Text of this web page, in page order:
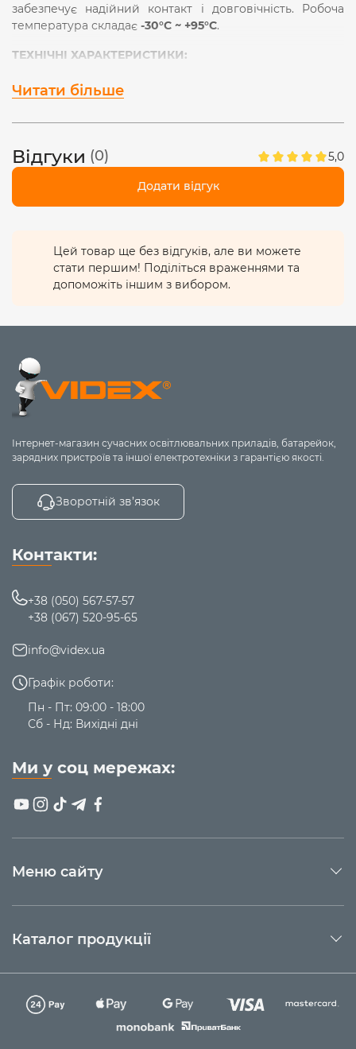
забезпечує надійний контакт і довговічність. Робоча
температура складає -30°С ~ +95°С.
ТЕХНІЧНІ ХАРАКТЕРИСТИКИ:
Кількість контактів: 8 (входів – 4, виходів – 4)
Частота: 50/60Hz
Переріз багатожильного дроту: 0.08-2.5мм2
Переріз одножильного дроту: 0.08-4мм2
Гарантійний термін: 1 рік
Читати більше
Відгуки (0) 5,0
Додати відгук
Цей товар ще без відгуків, але ви можете
стати першим! Поділіться враженнями та
допоможіть іншим з вибором.
Інтернет-магазин сучасних освітлювальних приладів, батарейок,
зарядних пристроїв та іншої електротехніки з гарантією якості.
Зворотній зв’язок
Меню сайту
Каталог продукції
Контакти:
+38 (050) 567-57-57
+38 (067) 520-95-65
info@videx.ua
Графік роботи:
Пн - Пт: 09:00 - 18:00
Сб - Нд: Вихідні дні
Ми у соц мережах: